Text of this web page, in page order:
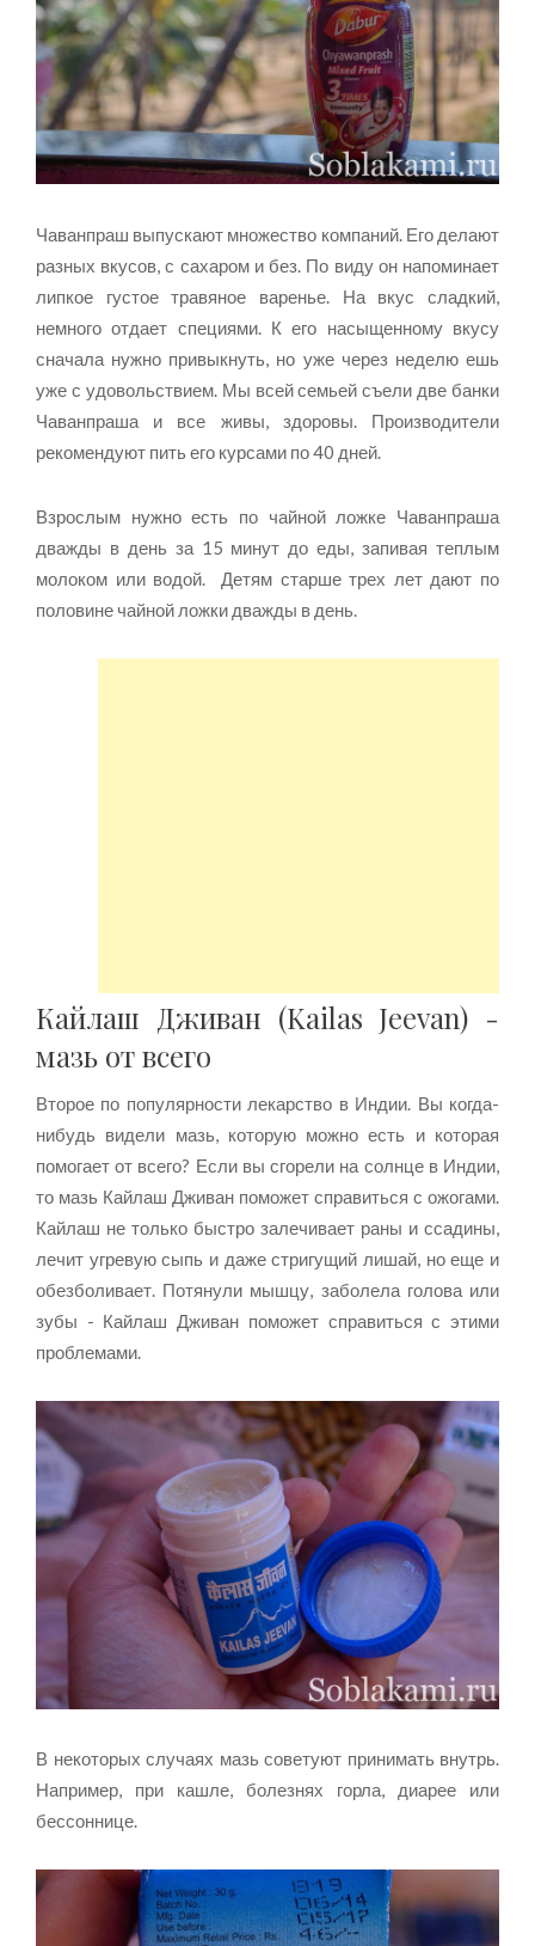
Чаванпраш выпускают множество компаний. Его делают
разных вкусов, с сахаром и без. По виду он напоминает
липкое густое травяное варенье. На вкус сладкий,
немного отдает специями. К его насыщенному вкусу
сначала нужно привыкнуть, но уже через неделю ешь
уже с удовольствием. Мы всей семьей съели две банки
Чаванпраша и все живы, здоровы. Производители
рекомендуют пить его курсами по 40 дней.
Взрослым нужно есть по чайной ложке Чаванпраша
дважды в день за 15 минут до еды, запивая теплым
молоком или водой. Детям старше трех лет дают по
половине чайной ложки дважды в день.
Кайлаш Дживан (Kailas Jeevan) -
мазь от всего
Второе по популярности лекарство в Индии. Вы когда-
нибудь видели мазь, которую можно есть и которая
помогает от всего? Если вы сгорели на солнце в Индии,
то мазь Кайлаш Дживан поможет справиться с ожогами.
Кайлаш не только быстро залечивает раны и ссадины,
лечит угревую сыпь и даже стригущий лишай, но еще и
обезболивает. Потянули мышцу, заболела голова или
зубы - Кайлаш Дживан поможет справиться с этими
проблемами.
В некоторых случаях мазь советуют принимать внутрь.
Например, при кашле, болезнях горла, диарее или
бессоннице.